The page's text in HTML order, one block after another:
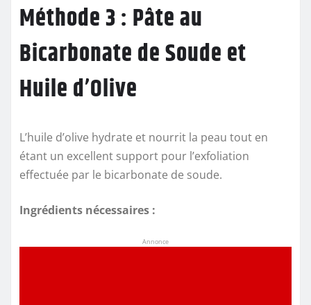
Méthode 3 : Pâte au
Bicarbonate de Soude et
Huile d’Olive
L’huile d’olive hydrate et nourrit la peau tout en
étant un excellent support pour l’exfoliation
effectuée par le bicarbonate de soude.
Ingrédients nécessaires :
Annonce